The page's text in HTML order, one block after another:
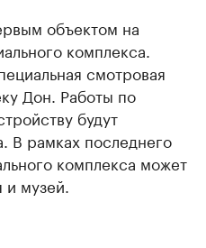
объектом на
комплекса.
смотровая
Дон. Работы по
будут
В рамках последнего
комплекса может
и музей.